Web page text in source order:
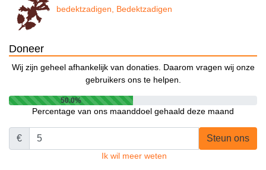
bedektzadigen, Bedektzadigen
Doneer
Wij zijn geheel afhankelijk van donaties. Daarom vragen wij onze
gebruikers ons te helpen.
50.0%
Percentage van ons maanddoel gehaald deze maand
€ Steun ons
Ik wil meer weten